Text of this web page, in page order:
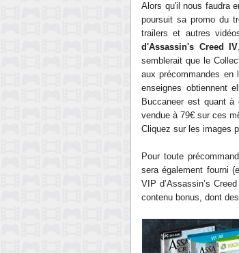
Alors qu'il nous faudra
poursuit sa promo du
trailers et autres
d'Assassin's Creed IV
semblerait que le
aux précommandes
enseignes obtiennent
Buccaneer est quant
vendue à 79€ sur ces
Cliquez sur les images
Pour toute
sera également fourni
VIP d’Assassin’s Creed
contenu bonus, dont